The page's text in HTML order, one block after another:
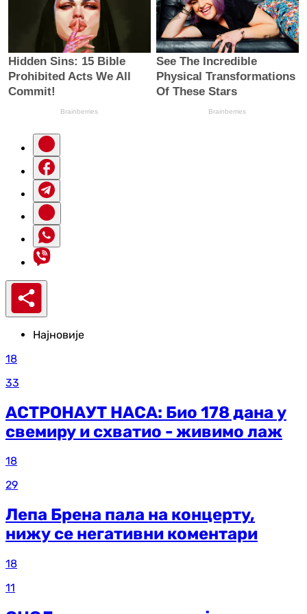
Најновије
18
33
АСТРОНАУТ НАСА: Био 178 дана у
свемиру и схватио - живимо лаж
18
29
Лепа Брена пала на концерту,
нижу се негативни коментари
18
11